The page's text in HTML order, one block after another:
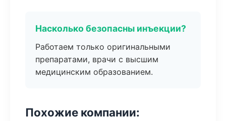
Насколько безопасны инъекции?
Работаем только оригинальными
препаратами, врачи с высшим
медицинским образованием.
Похожие компании: